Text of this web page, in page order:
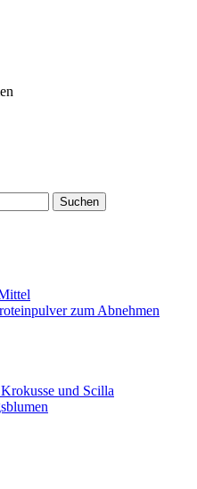
zum Abnehmen
und Scilla